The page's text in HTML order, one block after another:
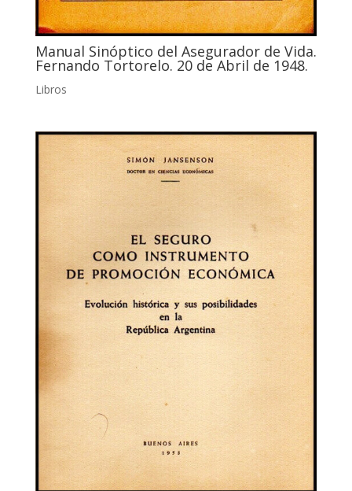
Manual Sinóptico del Asegurador de Vida.
Fernando Tortorelo. 20 de Abril de 1948.
Libros